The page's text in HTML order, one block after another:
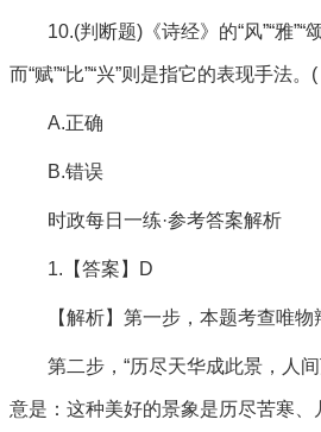
10.(判断题)《诗经》的“风”“雅”“
而“赋”“比”“兴”则是指它的表现手法。(
A.正确
B.错误
时政每日一练·参考答案解析
1.【答案】D
【解析】第一步，本题考查唯物
第二步，“历尽天华成此景，人
意是：这种美好的景象是历尽苦寒